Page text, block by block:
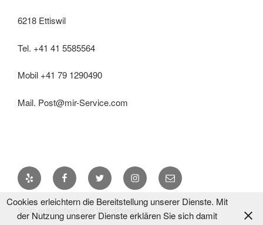
6218 Ettiswil
Tel. +41 41 5585564
Mobil +41 79 1290490
Mail. Post@mir-Service.com
Yelp FacebookTwitter InstagramE-
Mail
Stolz präsentiert von WordPress
Cookies erleichtern die Bereitstellung unserer Dienste. Mit
der Nutzung unserer Dienste erklären Sie sich damit